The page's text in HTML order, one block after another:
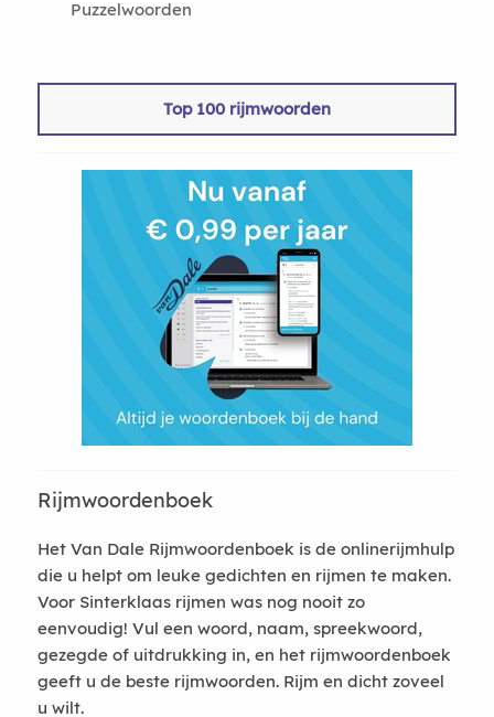
Puzzelwoorden
Top 100 rijmwoorden
Rijmwoordenboek
Het Van Dale Rijmwoordenboek is de onlinerijmhulp
die u helpt om leuke gedichten en rijmen te maken.
Voor Sinterklaas rijmen was nog nooit zo
eenvoudig! Vul een woord, naam, spreekwoord,
gezegde of uitdrukking in, en het rijmwoordenboek
geeft u de beste rijmwoorden. Rijm en dicht zoveel
u wilt.